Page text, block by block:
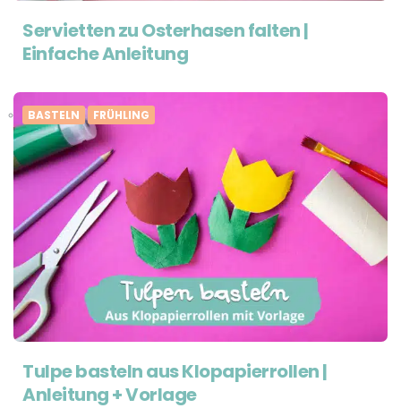
Servietten zu Osterhasen falten |
Einfache Anleitung
BASTELN FRÜHLING
Tulpe basteln aus Klopapierrollen |
Anleitung + Vorlage